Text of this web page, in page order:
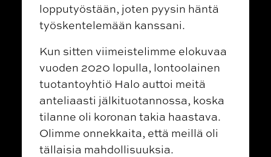
lopputyöstään, joten pyysin häntä
työskentelemään kanssani.
Kun sitten viimeistelimme elokuvaa
vuoden 2020 lopulla, lontoolainen
tuotantoyhtiö Halo auttoi meitä
anteliaasti jälkituotannossa, koska
tilanne oli koronan takia haastava.
Olimme onnekkaita, että meillä oli
tällaisia mahdollisuuksia.